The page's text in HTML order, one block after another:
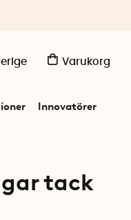
Varukorg
Innovatörer
tack